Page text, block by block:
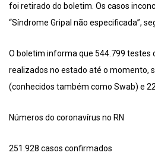
foi retirado do boletim. Os casos
“Síndrome Gripal não especificada”,
O boletim informa que 544.799 testes
realizados no estado até o momento,
(conhecidos também como Swab) e
Números do coronavírus no RN
251.928 casos confirmados